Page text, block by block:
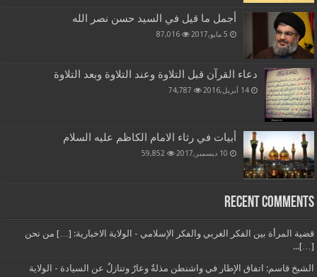
أجمل ما قيل في السيد حسن نصر الله
5 مايو,2017 87,016
دعاء القرآن قبل التلاوة وعند التلاوة وبعد التلاوة
14 أبريل,2016 74,787
أبيات في رثاء الامام الكاظم عليه السلام
10 ديسمبر,2017 59,852
Recent Comments
قضية المرأة بين الفكر الغربي والفكر الإسلامي - الولاية الاخبارية: […] من نحن
[…]...
الشيخ قاسم: اتفاق الإطار في واشنطن مذلةٌ وعارٌ وتنازلٌ عن السيادة - الولاية